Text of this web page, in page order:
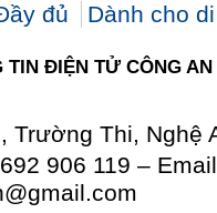
đủ Dành cho
TIN ĐIỆN TỬ CÔNG
Trường Thi, Nghệ
906 119 –